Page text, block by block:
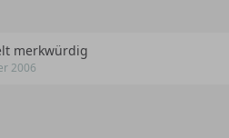
merkwürdig
2006